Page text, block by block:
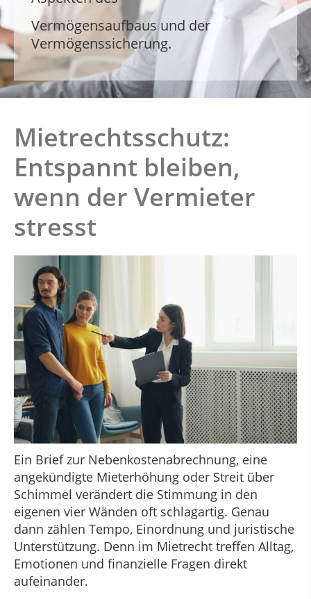
Vermögensaufbaus und der
Vermögenssicherung.
Vermögensaufbaus und der
Vermögenssicherung.
Vermögensaufbaus und der
Vermögenssicherung.
Mietrechtsschutz:
Entspannt bleiben,
wenn der Vermieter
stresst
Ein Brief zur Nebenkostenabrechnung, eine
angekündigte Mieterhöhung oder Streit über
Schimmel verändert die Stimmung in den
eigenen vier Wänden oft schlagartig. Genau
dann zählen Tempo, Einordnung und juristische
Unterstützung. Denn im Mietrecht treffen Alltag,
Emotionen und finanzielle Fragen direkt
aufeinander.